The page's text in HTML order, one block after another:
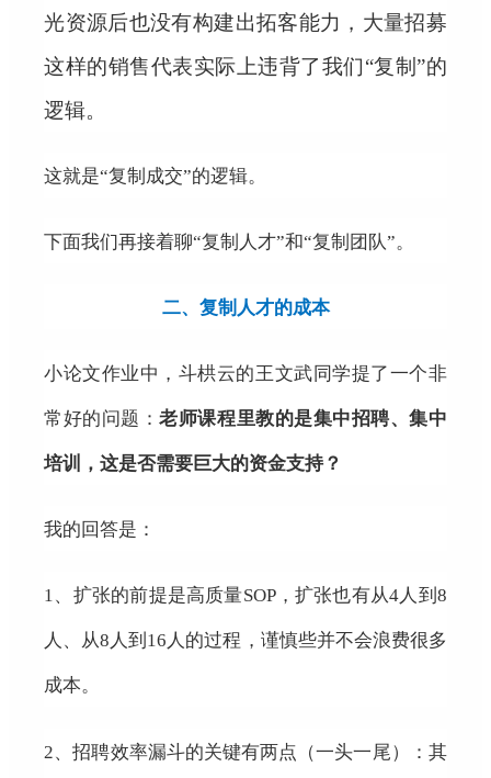
光资源后也没有构建出拓客能力，大量招募
这样的销售代表实际上违背了我们“复制”的
逻辑。
这就是“复制成交”的逻辑。
下面我们再接着聊“复制人才”和“复制团队”。
二、复制人才的成本
小论文作业中，斗栱云的王文武同学提了一个非
常好的问题：老师课程里教的是集中招聘、集中
培训 ，这是否需要巨大的资金支持？
我的回答是：
1、 扩张的前提是高质量SOP，扩张也有从4人到8
人、从8人到16人的过程，谨慎些并不会浪费很多
成本。
2、招聘效率漏斗的关键有两点（一头一尾）：其